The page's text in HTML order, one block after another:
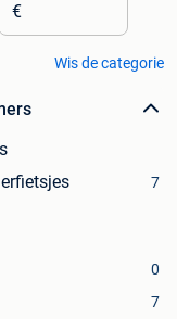
€
Wis de categorie
7
0
7